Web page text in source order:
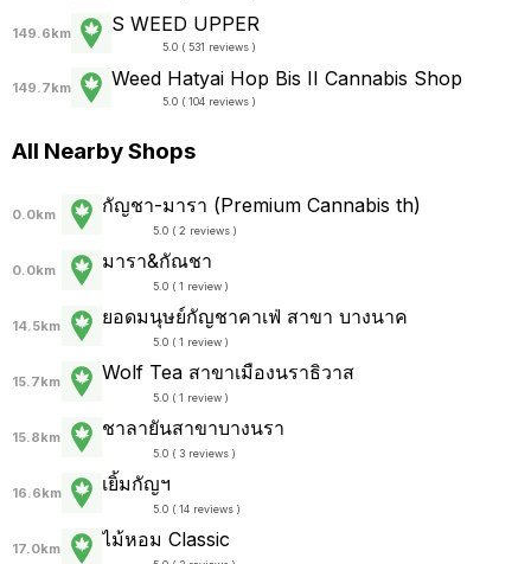
149.6km S WEED UPPER
5.0 ( 531 reviews )
149.7km Weed Hatyai Hop Bis II Cannabis Shop
5.0 ( 104 reviews )
All Nearby Shops
0.0km กัญชา-มารา (Premium Cannabis th)
5.0 ( 2 reviews )
0.0km มารา&กัณชา
5.0 ( 1 review )
14.5km ยอดมนุษย์กัญชาคาเฟ่ สาขา บางนาค
5.0 ( 1 review )
15.7km Wolf Tea สาขาเมืองนราธิวาส
5.0 ( 1 review )
15.8km ชาลายันสาขาบางนรา
5.0 ( 3 reviews )
16.6km เยิ้มกัญฯ
5.0 ( 14 reviews )
17.0km ไม้หอม Classic